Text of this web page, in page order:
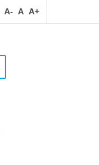
A- A A+